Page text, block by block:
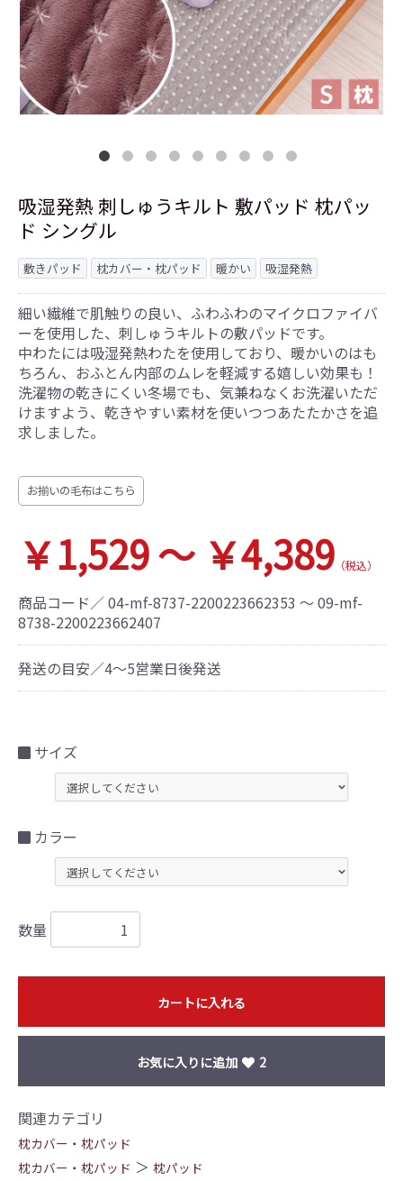
吸湿発熱 刺しゅうキルト 敷パッド 枕パッ
ド シングル
敷きパッド 枕カバー・枕パッド 暖かい 吸湿発熱
細い繊維で肌触りの良い、ふわふわのマイクロファイバ
ーを使用した、刺しゅうキルトの敷パッドです。
中わたには吸湿発熱わたを使用しており、暖かいのはも
ちろん、おふとん内部のムレを軽減する嬉しい効果も！
洗濯物の乾きにくい冬場でも、気兼ねなくお洗濯いただ
けますよう、乾きやすい素材を使いつつあたたかさを追
求しました。
お揃いの毛布はこちら
￥1,529 ～ ￥4,389 （税込）
商品コード／ 04-mf-8737-2200223662353 ～ 09-mf-
8738-2200223662407
発送の目安／4～5営業日後発送
サイズ
カラー
数量
カートに入れる
お気に入りに追加 2
関連カテゴリ
枕カバー・枕パッド
枕カバー・枕パッド ＞ 枕パッド